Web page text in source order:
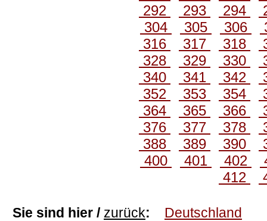
292
293 294
304
305 306
316
317 318
328
329 330
340
341 342
352
353 354
364
365 366
376
377 378
388
389 390
400
401 402
412
Sie sind hier / zurück: Deutschland